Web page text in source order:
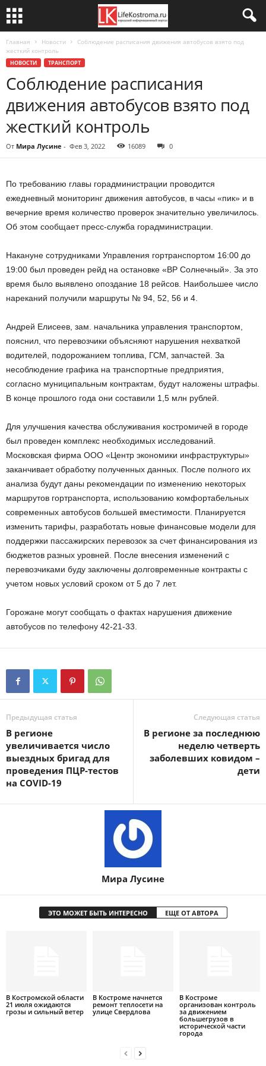
Главная Новости
Соблюдение расписания движения автобусов взято под
жесткий контроль
НОВОСТИ ТРАНСПОРТ
Соблюдение расписания
движения автобусов взято под
жесткий контроль
От Мира Лусине - Фев 3, 2022 16089 0
По требованию главы горадминистрации проводится
ежедневный мониторинг движения автобусов, в часы «пик» и в
вечерние время количество проверок значительно увеличилось.
Об этом сообщает пресс-служба горадминистрации.
Накануне сотрудниками Управления гортранспортом 16:00 до
19:00 был проведен рейд на остановке «ВР Солнечный». За это
время было выявлено опоздание 18 рейсов. Наибольшее число
нареканий получили маршруты № 94, 52, 56 и 4.
Андрей Елисеев, зам. начальника управления транспортом,
пояснил, что перевозчики объясняют нарушения нехваткой
водителей, подорожанием топлива, ГСМ, запчастей. За
несоблюдение графика на транспортные предприятия,
согласно муниципальным контрактам, будут наложены штрафы.
В конце прошлого года они составили 1,5 млн рублей.
Для улучшения качества обслуживания костромичей в городе
был проведен комплекс необходимых исследований.
Московская фирма ООО «Центр экономики инфраструктуры»
заканчивает обработку полученных данных. После полного их
анализа будут даны рекомендации по изменению некоторых
маршрутов гортранспорта, использованию комфортабельных
современных автобусов большей вместимости. Планируется
изменить тарифы, разработать новые финансовые модели для
поддержки пассажирских перевозок за счет финансирования из
бюджетов разных уровней. После внесения изменений с
перевозчиками буду заключены долговременные контракты с
учетом новых условий сроком от 5 до 7 лет.
Горожане могут сообщать о фактах нарушения движение
автобусов по телефону 42-21-33.
Предыдущая статья
В регионе
увеличивается число
выездных бригад для
проведения ПЦР-тестов
на COVID-19
Следующая статья
В регионе за последнюю
неделю четверть
заболевших ковидом –
дети
Мира Лусине
ЭТО МОЖЕТ БЫТЬ ИНТЕРЕСНО ЕЩЕ ОТ АВТОРА
В Костромской области
21 июля ожидаются
грозы и сильный ветер
В Костроме начнется
ремонт теплосети на
улице Свердлова
В Костроме
организован контроль
за движением
большегрузов в
исторической части
города